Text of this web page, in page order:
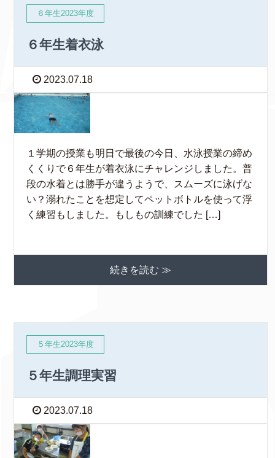
６年生2023年度
６年生着衣泳
2023.07.18
１学期の授業も明日で最後の今日、水泳授業の締め
くくりで６年生が着衣泳にチャレンジしました。普
段の水着とは勝手が違うようで、スムーズに泳げな
い？溺れたことを想定してペットボトルを使って浮
く練習もしました。もしもの訓練でした […]
続きを読む ≫
５年生2023年度
５年生調理実習
2023.07.18